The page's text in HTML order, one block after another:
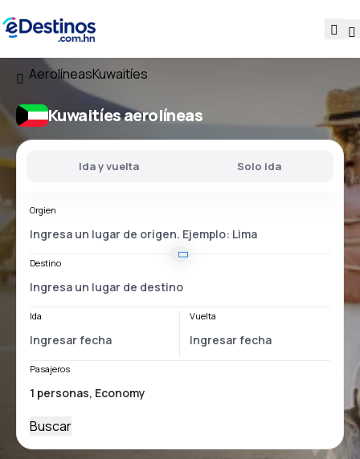
AerolíneasKuwaitíes
Kuwaitíes aerolíneas
Ida y vuelta Solo ida
Orgien
Destino
Ida Vuelta
Pasajeros
Buscar